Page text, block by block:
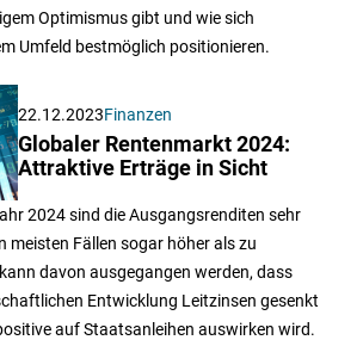
Optimismus gibt und wie sich
Umfeld bestmöglich positionieren.
22.12.2023Finanzen
Globaler Rentenmarkt 2024:
Attraktive Erträge in Sicht
2024 sind die Ausgangsrenditen sehr
meisten Fällen sogar höher als zu
davon ausgegangen werden, dass
Entwicklung Leitzinsen gesenkt
auf Staatsanleihen auswirken wird.